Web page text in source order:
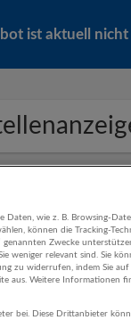
ist aktuell
Weitere Jobs
Innsbruck
Daten, wie z. B. Browsing-
können die Tracking-
Zwecke
weniger relevant sind. Sie
zu widerrufen, indem Sie
aus. Weitere Informationen
bei. Diese Drittanbieter